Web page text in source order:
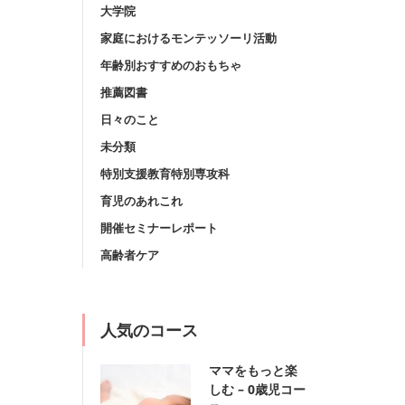
大学院
家庭におけるモンテッソーリ活動
年齢別おすすめのおもちゃ
推薦図書
日々のこと
未分類
特別支援教育特別専攻科
育児のあれこれ
開催セミナーレポート
高齢者ケア
人気のコース
ママをもっと楽
しむ – 0歳児コー